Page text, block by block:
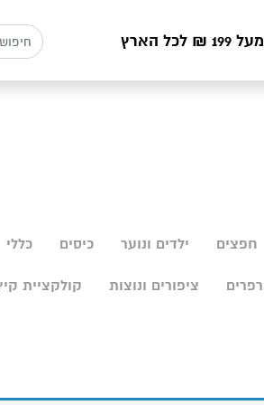
הארץ
חפצים ילדים ונוער כיסים כללי
ציפורים ונוצות קולקציית